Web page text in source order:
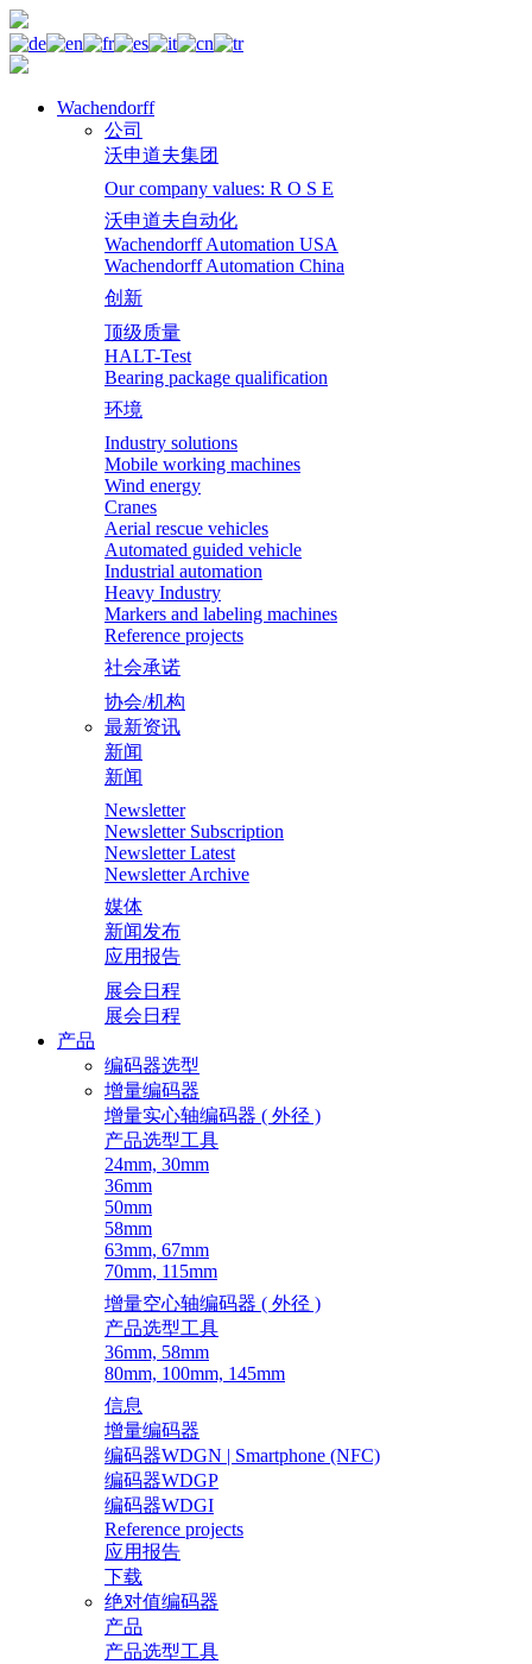
Wachendorff
公司
沃申道夫集团
Our company values: R O S E
沃申道夫自动化
Wachendorff Automation USA
Wachendorff Automation China
创新
顶级质量
HALT-Test
Bearing package qualification
环境
Industry solutions
Mobile working machines
Wind energy
Cranes
Aerial rescue vehicles
Automated guided vehicle
Industrial automation
Heavy Industry
Markers and labeling machines
Reference projects
社会承诺
协会/机构
最新资讯
新闻
新闻
Newsletter
Newsletter Subscription
Newsletter Latest
Newsletter Archive
媒体
新闻发布
应用报告
展会日程
展会日程
产品
编码器选型
增量编码器
增量实心轴编码器 ( 外径 )
产品选型工具
24mm, 30mm
36mm
50mm
58mm
63mm, 67mm
70mm, 115mm
增量空心轴编码器 ( 外径 )
产品选型工具
36mm, 58mm
80mm, 100mm, 145mm
信息
增量编码器
编码器WDGN | Smartphone (NFC)
编码器WDGP
编码器WDGI
Reference projects
应用报告
下载
绝对值编码器
产品
产品选型工具